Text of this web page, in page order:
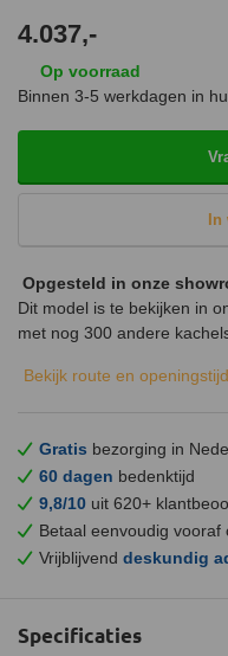
4.037,-
Op voorraad
Binnen 3-5 werkdagen in
In
Opgesteld in onze
Dit model is te bekijken in
met nog 300 andere
Bekijk route en
Gratis bezorging in
60 dagen bedenktijd
9,8/10 uit 620+
Betaal eenvoudig vooraf
Vrijblijvend deskundig
Specificaties